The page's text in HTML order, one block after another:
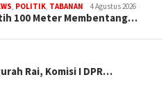
POLITIK TABANAN 4 Agustus 2026
100 Meter Membentang…
Rai, Komisi I DPR…